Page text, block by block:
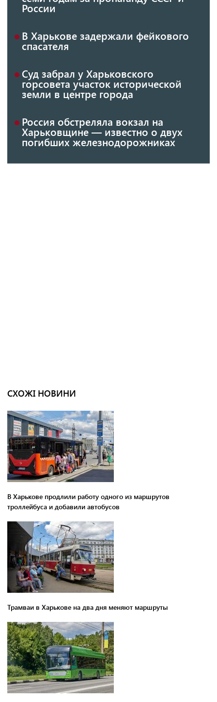
России
В Харькове задержали фейкового
спасателя
Суд забрал у Харьковского
горсовета участок исторической
земли в центре города
Россия обстреляла вокзал на
Харьковщине — известно о двух
погибших железнодорожниках
СХОЖІ НОВИНИ
В Харькове продлили работу одного из маршрутов
троллейбуса и добавили автобусов
Трамваи в Харькове на два дня меняют маршруты